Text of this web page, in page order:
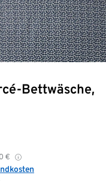
Bettwäsche,
€